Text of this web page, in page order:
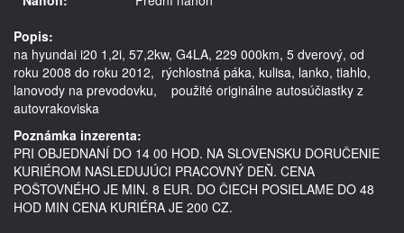
Popis:
na hyundai i20 1,2i, 57,2kw, G4LA, 229 000km, 5 dverový, od
roku 2008 do roku 2012,  rýchlostná páka, kulisa, lanko, tiahlo,
lanovody na prevodovku,    použité originálne autosúčiastky z
Poznámka inzerenta:
PRI OBJEDNANÍ DO 14 00 HOD. NA SLOVENSKU DORUČENIE
KURIÉROM NASLEDUJÚCI PRACOVNÝ DEŇ. CENA
POŠTOVNÉHO JE MIN. 8 EUR. DO ČIECH POSIELAME DO 48
HOD MIN CENA KURIÉRA JE 200 CZ.